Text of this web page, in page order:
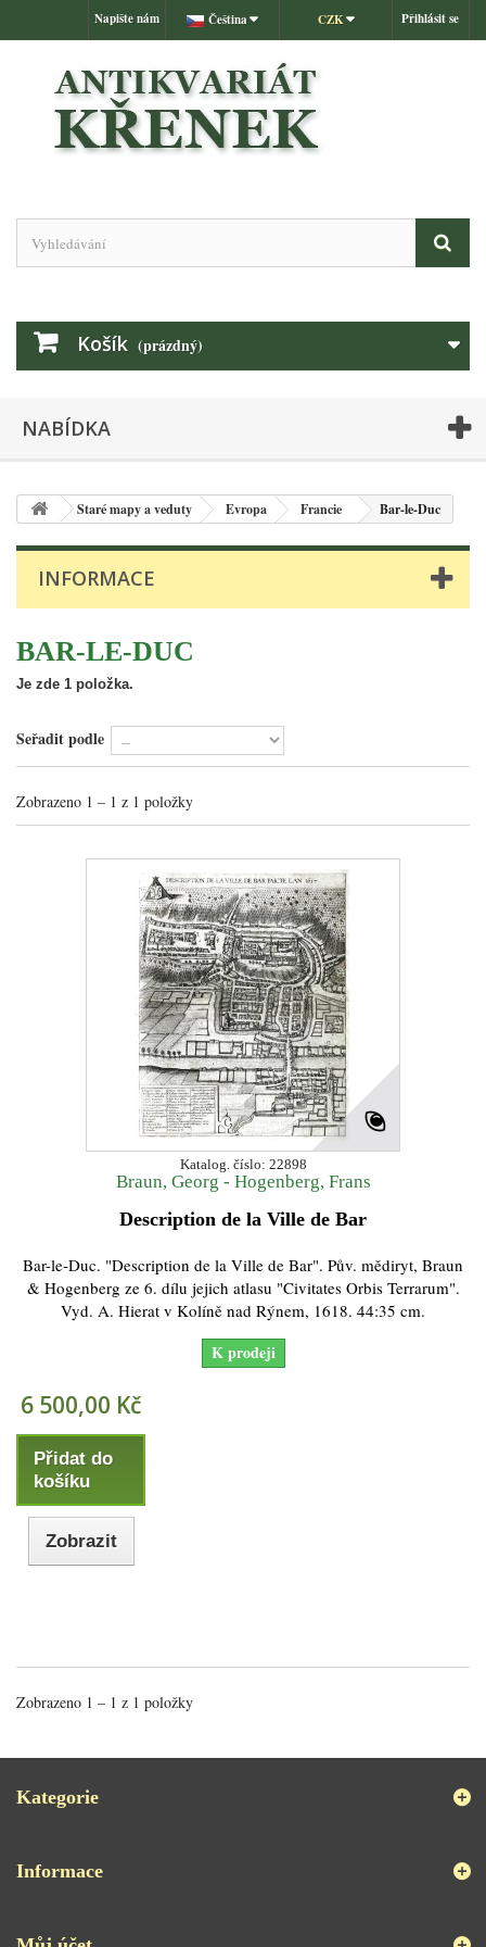
Přihlásit se
CZK
Čeština
Napište nám
Košík (prázdný)
NABÍDKA
Staré mapy a veduty Evropa Francie Bar-le-Duc
INFORMACE
BAR-LE-DUC
Je zde 1 položka.
Seřadit podle
Zobrazeno 1 – 1 z 1 položky
Katalog. číslo: 22898
Braun, Georg - Hogenberg, Frans
Description de la Ville de Bar
Bar-le-Duc. "Description de la Ville de Bar". Pův. mědiryt, Braun
& Hogenberg ze 6. dílu jejich atlasu "Civitates Orbis Terrarum".
Vyd. A. Hierat v Kolíně nad Rýnem, 1618. 44:35 cm.
K prodeji
6 500,00 Kč
Přidat do
košíku
Zobrazit
Zobrazeno 1 – 1 z 1 položky
Kategorie
Informace